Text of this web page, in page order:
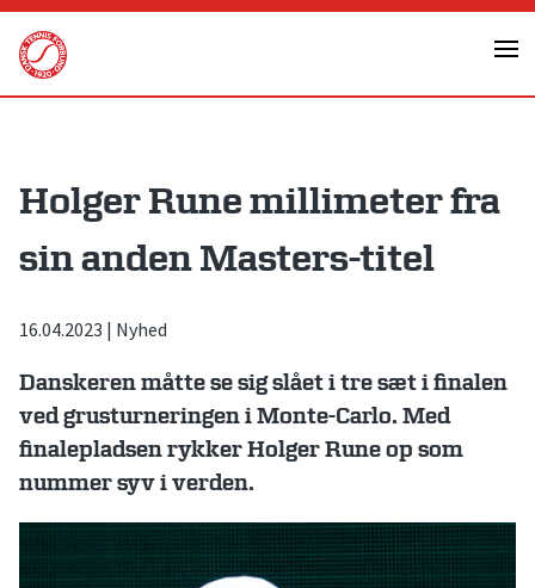
Skip
content
Holger Rune millimeter fra
sin anden Masters-titel
16.04.2023 | Nyhed
Danskeren måtte se sig slået i tre sæt i finalen
ved grusturneringen i Monte-Carlo. Med
finalepladsen rykker Holger Rune op som
nummer syv i verden.